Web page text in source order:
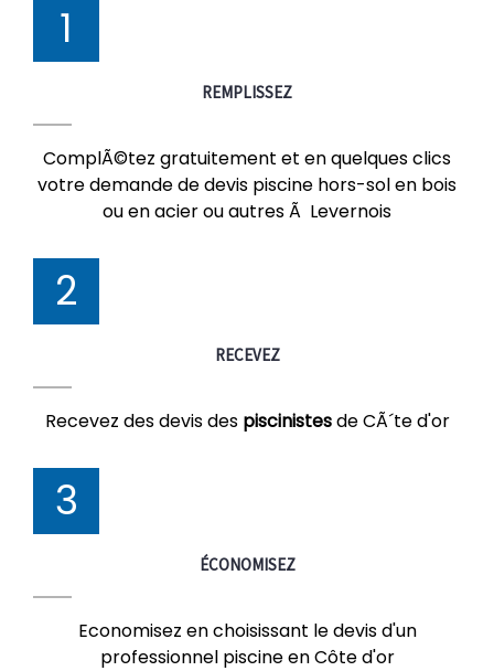
1
REMPLISSEZ
ComplÃ©tez gratuitement et en quelques clics
votre demande de devis piscine hors-sol en bois
ou en acier ou autres Ã Levernois
2
RECEVEZ
Recevez des devis des piscinistesde CÃ´te d'or
3
ÉCONOMISEZ
Economisez en choisissant le devis d'un
professionnel piscine en Côte d'or